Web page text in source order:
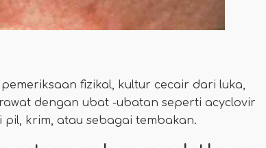
fizikal, kultur cecair dari luka,
dengan ubat -ubatan seperti acyclovir
krim, atau sebagai tembakan.